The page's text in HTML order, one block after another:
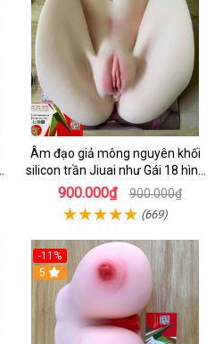
Âm đạo giả mông nguyên khối
silicon trần Jiuai như Gái 18 hình
cánh bướm
900.000₫ 900.000₫
(669)
-11%
5